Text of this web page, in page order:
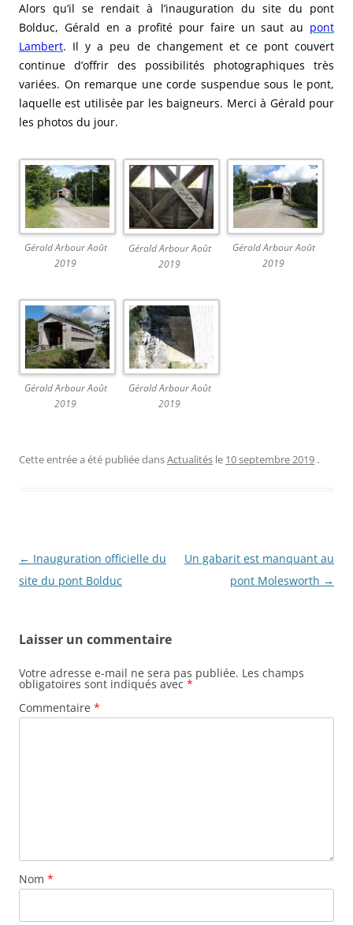
Alors qu’il se rendait à l’inauguration du site du pont
Bolduc, Gérald en a profité pour faire un saut au pont
Lambert. Il y a peu de changement et ce pont couvert
continue d’offrir des possibilités photographiques très
variées. On remarque une corde suspendue sous le pont,
laquelle est utilisée par les baigneurs. Merci à Gérald pour
les photos du jour.
Gérald Arbour Août
2019
Gérald Arbour Août
2019
Gérald Arbour Août
2019
Gérald Arbour Août
2019
Gérald Arbour Août
2019
Cette entrée a été publiée dansActualités le 10 septembre 2019 .
N
a
g
a
t
i
t
← Inauguration officielle du
site du pont Bolduc
Un gabarit est manquant au
pont Molesworth →
Laisser un commentaire
Votre adresse e-mail ne sera pas publiée. Les champs
obligatoires sont indiqués avec *
Commentaire *
Nom *